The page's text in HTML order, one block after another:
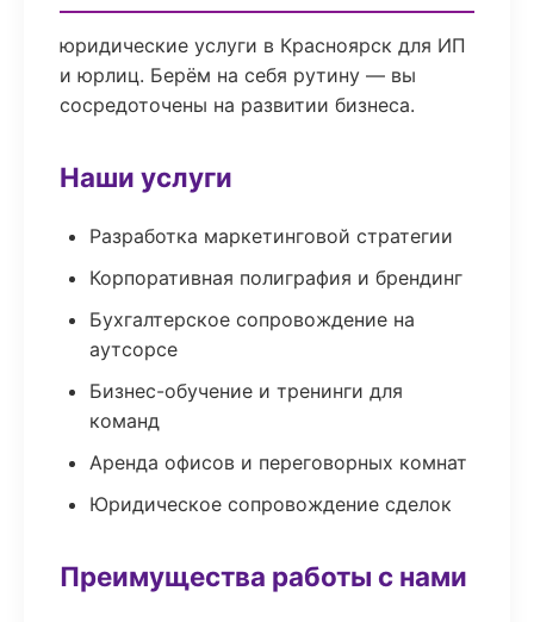
юридические услуги в Красноярск для ИП
и юрлиц. Берём на себя рутину — вы
сосредоточены на развитии бизнеса.
Наши услуги
Разработка маркетинговой стратегии
Корпоративная полиграфия и брендинг
Бухгалтерское сопровождение на
аутсорсе
Бизнес-обучение и тренинги для
команд
Аренда офисов и переговорных комнат
Юридическое сопровождение сделок
Преимущества работы с нами